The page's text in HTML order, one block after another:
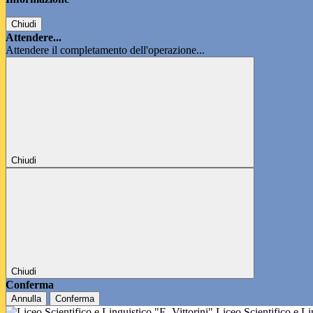
Chiudi
Attendere...
Attendere il completamento dell'operazione...
Chiudi
Chiudi
Conferma
Annulla Conferma